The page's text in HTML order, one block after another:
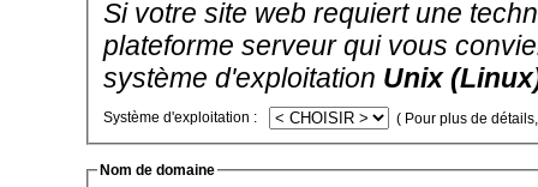
Si votre site web requiert une
plateforme serveur qui vous
système d'exploitation Unix
Système d'exploitation : ( Pour plus de
Nom de domaine